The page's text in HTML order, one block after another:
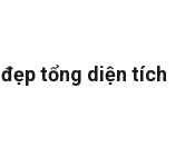
tổng diện tích